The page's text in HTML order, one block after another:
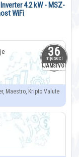
36
mjeseci
JAMSTVO
4.2 kW - MSZ-
WiFi
Maestro, Kripto Valute